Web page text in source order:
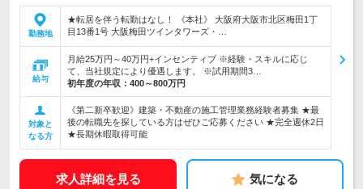
勤務地
★転居を伴う転勤はなし！ 《本社》 大阪府大阪市北区梅田1丁
目13番1号 大阪梅田ツインタワーズ・…
給与
月給25万円～40万円+インセンティブ ※経験・スキルに応じ
て、当社規定により優遇します。 ※試用期間3…
初年度の年収： 400～800万円
対象と
なる方
《第二新卒歓迎》建築・不動産の施工管理業務経験者募集 ★最
後の転職先を探している方はぜひご応募ください ★完全週休2日
★長期休暇取得可能
求人詳細を見る 気になる